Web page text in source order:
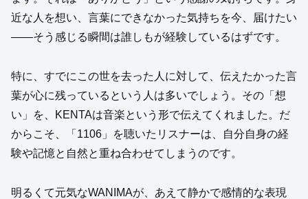
近な人を想い、言葉にできなかった気持ちを今、届けたい
――そう感じる瞬間は誰しもが経験しているはずです。
特に、すでにこの世を去った人に対して、伝えたかった言
葉が心に残っているという人は多いでしょう。その「想
い」を、KENTAは音楽という形で伝えてくれました。だ
からこそ、「1106」を聴いたリスナーは、自分自身の経
験や記憶と自然と重ね合わせてしまうのです。
明るくて元気なWANIMAが、あえて静かで感情的な表現